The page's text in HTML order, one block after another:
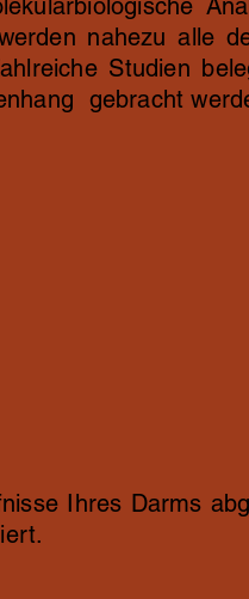
nahezu alle
Studien
gebracht
Ihres Darms